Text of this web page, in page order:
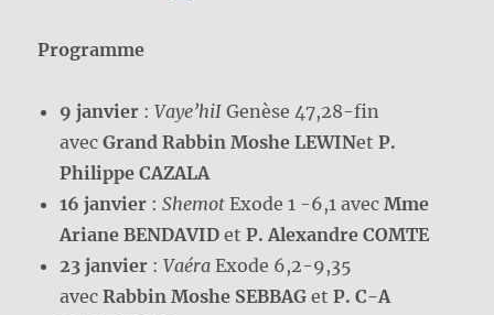
Programme
9 janvier : Vaye’hiI Genèse 47,28-fin
avecGrand Rabbin Moshe LEWINetP.
Philippe CAZALA
16 janvier :Shemot Exode 1 -6,1 avecMme
Ariane BENDAVIDetP. Alexandre COMTE
23 janvier :Vaéra Exode 6,2-9,35
avec Rabbin Moshe SEBBAG etP. C-A